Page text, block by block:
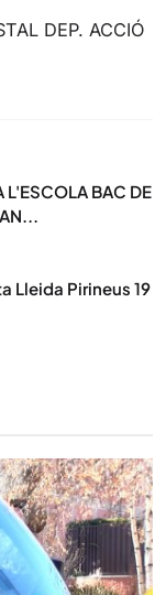
DEP. ACCIÓ
L'ESCOLA BAC DE
Lleida Pirineus 19